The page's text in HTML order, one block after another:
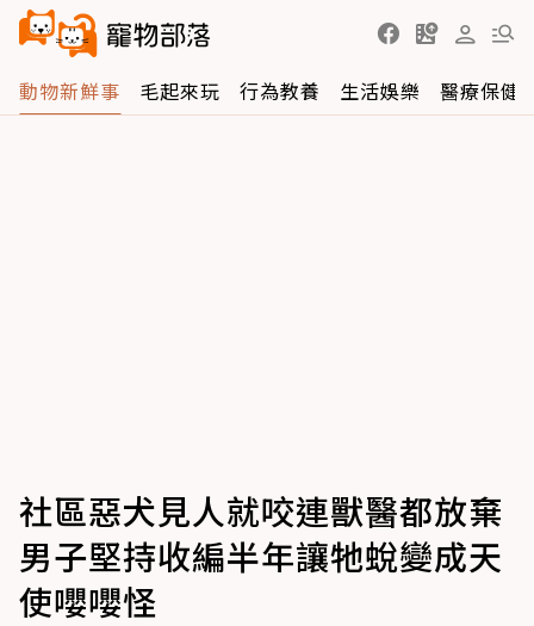
動物新鮮事 毛起來玩 行為教養 生活娛樂 醫療保健
社區惡犬見人就咬連獸醫都放棄
男子堅持收編半年讓牠蛻變成天
使嚶嚶怪